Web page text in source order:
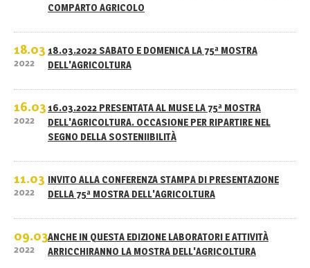
COMPARTO AGRICOLO
18.03
2022
18.03.2022 SABATO E DOMENICA LA 75ª MOSTRA
DELL'AGRICOLTURA
16.03
2022
16.03.2022 PRESENTATA AL MUSE LA 75ª MOSTRA
DELL'AGRICOLTURA. OCCASIONE PER RIPARTIRE NEL
SEGNO DELLA SOSTENIIBILITÀ
11.03
2022
INVITO ALLA CONFERENZA STAMPA DI PRESENTAZIONE
DELLA 75ª MOSTRA DELL'AGRICOLTURA
09.03
2022
ANCHE IN QUESTA EDIZIONE LABORATORI E ATTIVITÀ
ARRICCHIRANNO LA MOSTRA DELL'AGRICOLTURA